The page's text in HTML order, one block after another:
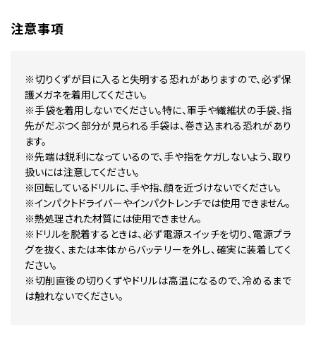
注意事項
※切りくずが目に入ると失明する恐れがありますので、必ず保
護メガネを着用してください。
※手袋を着用しないでください。特に、軍手や繊維状の手袋、指
先がだぶつく部分が見られる手袋は、巻き込まれる恐れがあり
ます。
※先端は鋭利になっているので、手や指をケガしないよう、取り
扱いには注意してください。
※回転しているドリルに、手や指、顔を近づけないでください。
※インパクトドライバーやインパクトレンチでは使用できません。
※熱処理された材質には使用できません。
※ドリルを脱着するときは、必ず電源スイッチを切り、電源プラ
グを抜く、または本体からバッテリーを外し、確実に装着してく
ださい。
※切削直後の切りくずやドリルは高温になるので、冷めるまで
は触れないでください。